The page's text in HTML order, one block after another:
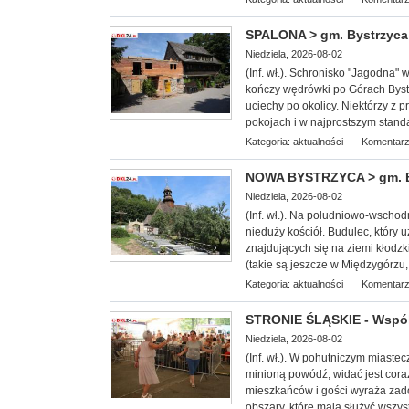
SPALONA > gm.
Niedziela, 2026-08-02
(Inf. wł.). Schronisko "Jagodna"
kończy wędrówki po Górach
uciechy po okolicy. Niektórzy z
pokojach i w najprostszym
Kategoria: aktualności
NOWA BYSTRZYCA >
Niedziela, 2026-08-02
(Inf. wł.). Na południowo-
nieduży kościół. Budulec, który
znajdujących się na ziemi
(takie są jeszcze w
Kategoria: aktualności
STRONIE ŚLĄSKIE -
Niedziela, 2026-08-02
(Inf. wł.). W pohutniczym
minioną powódź, widać jest
mieszkańców i gości wyraża